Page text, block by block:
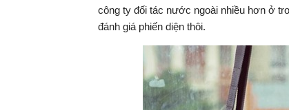
công ty đối tác nước ngoài nhiều hơn ở
đánh giá phiến diện thôi.